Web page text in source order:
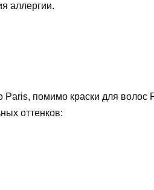
аллергии.
Paris, помимо краски для
оттенков: